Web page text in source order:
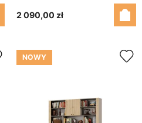
2 090,00 zł
NOWY